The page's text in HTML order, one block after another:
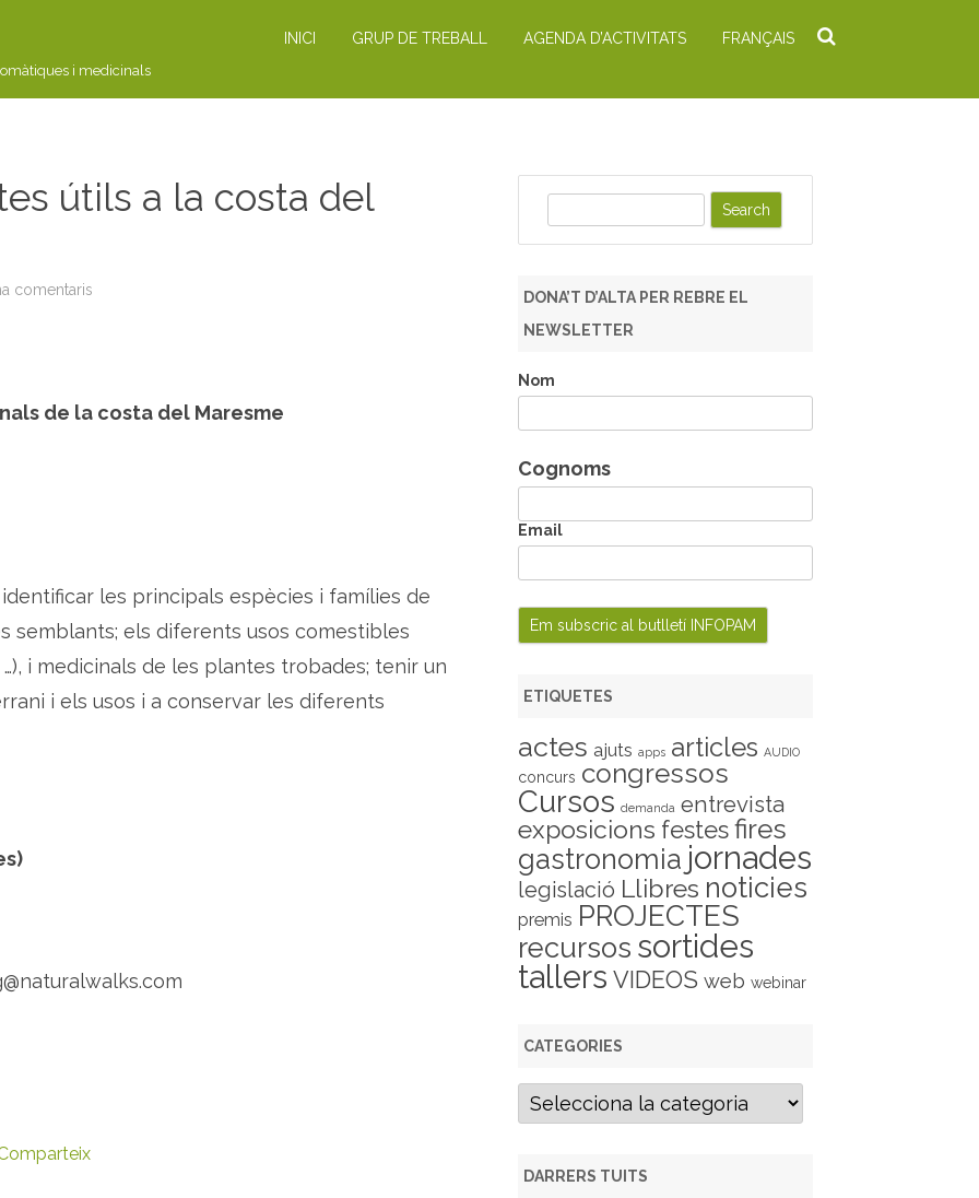
i medicinals
INICI GRUP DE TREBALL AGENDA D’ACTIVITATS FRANÇAIS
útils a la costa del
comentaris
t
l
s
a
l
c
de la costa del Maresme
les principals espècies i famílies de
semblants; els diferents usos comestibles
i medicinals de les plantes trobades; tenir un
i els usos i a conservar les diferents
h
DONA’T D’ALTA PER REBRE EL
NEWSLETTER
Nom
Cognoms
Email
ETIQUETES
actes ajuts apps articles AUDIO
concurs congressos
Cursos demanda entrevista
exposicions festes fires
gastronomia jornades
legislació Llibres noticies
premis PROJECTES
recursos sortides
tallers VIDEOS web webinar
CATEGORIES
C
gDARRERS TUITS